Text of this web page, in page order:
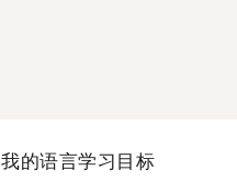
我的语言学习目标